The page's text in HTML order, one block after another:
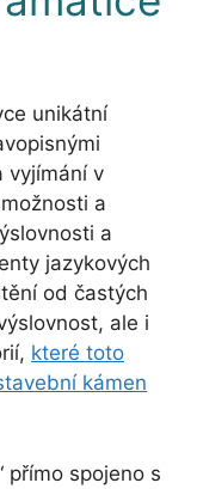
unikátní
vyjímání v
a
a
jazykových
od častých
ale i
které toto
kámen
přímo spojeno s